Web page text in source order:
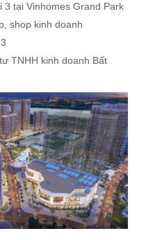
tại Vinhomes Grand Park
shop kinh doanh
TNHH kinh doanh Bất